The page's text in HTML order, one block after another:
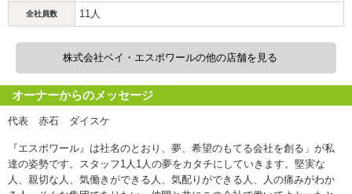
全社員数 11人
株式会社ベイ・エスポワールの他の店舗を見る
オーナーからのメッセージ
代表 赤石 ダイスケ
『エスポワール』は社名のとおり、夢、希望のもてる会社を創る」が私
達の姿勢です。スタッフ1人1人の夢をカタチにしていきます。堅実な
人、親切な人、気働きができる人、気配りができる人、人の痛みがわか